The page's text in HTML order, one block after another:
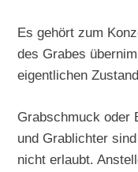
Es gehört zum
des Grabes
eigentlichen
Grabschmuck oder
und Grablichter
nicht erlaubt.